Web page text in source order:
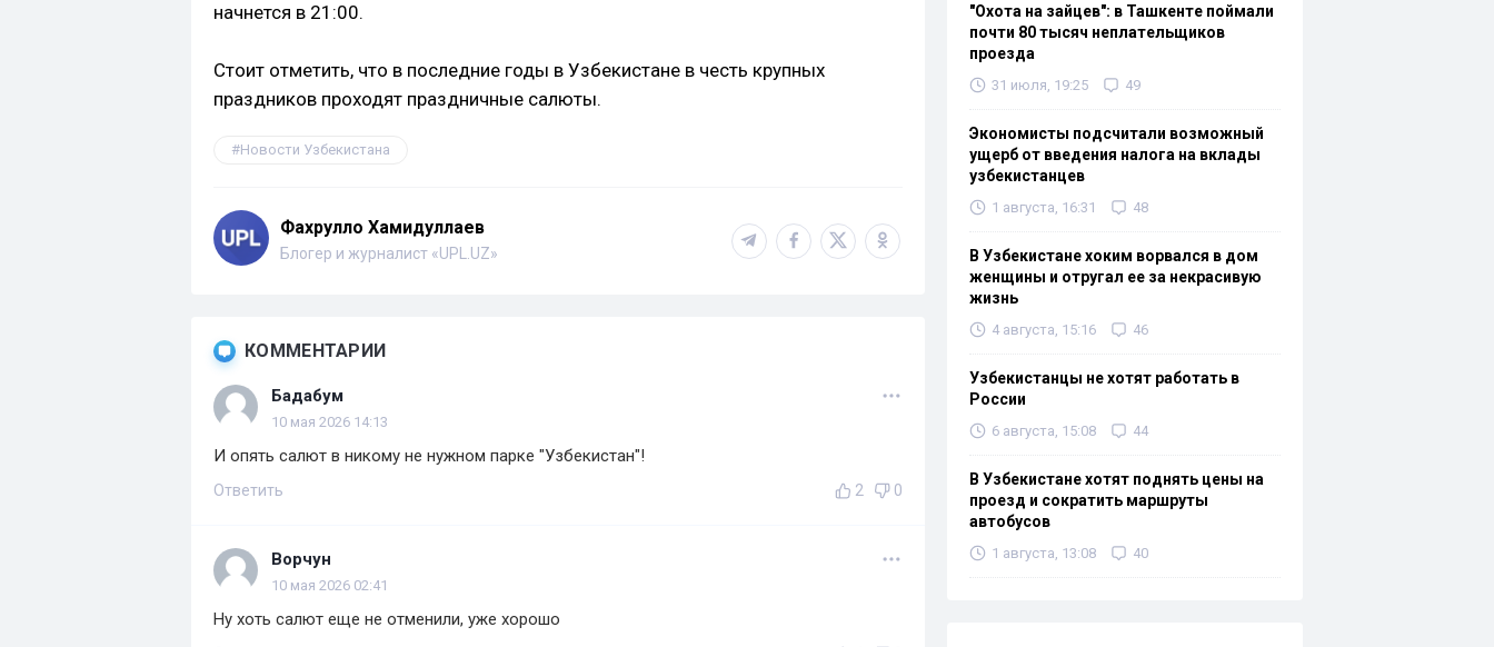
начнется в 21:00.
Стоит отметить, что в последние годы в Узбекистане в честь крупных
праздников проходят праздничные салюты.
Новости Узбекистана
Фахрулло Хамидуллаев
Блогер и журналист «UPL.UZ»
КОММЕНТАРИИ
Бадабум
10 мая 2026 14:13
И опять салют в никому не нужном парке "Узбекистан"!
Ответить 2 0
Ворчун
10 мая 2026 02:41
Ну хоть салют еще не отменили, уже хорошо
"Охота на зайцев": в Ташкенте поймали
почти 80 тысяч неплательщиков
проезда
31 июля, 19:25 49
Экономисты подсчитали возможный
ущерб от введения налога на вклады
узбекистанцев
1 августа, 16:31 48
В Узбекистане хоким ворвался в дом
женщины и отругал ее за некрасивую
жизнь
4 августа, 15:16 46
Узбекистанцы не хотят работать в
России
6 августа, 15:08 44
В Узбекистане хотят поднять цены на
проезд и сократить маршруты
автобусов
1 августа, 13:08 40